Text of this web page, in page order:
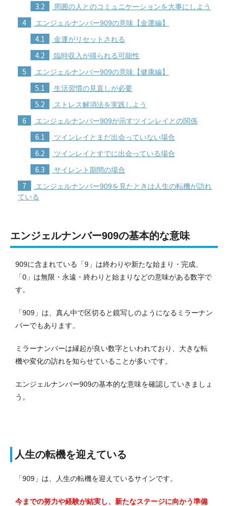
3.2 周囲の人とのコミュニケーションを大事にしよう
4 エンジェルナンバー909の意味【金運編】
4.1 金運がリセットされる
4.2 臨時収入が得られる可能性
5 エンジェルナンバー909の意味【健康編】
5.1 生活習慣の見直しが必要
5.2 ストレス解消法を実践しよう
6 エンジェルナンバー909が示すツインレイとの関係
6.1 ツインレイとまだ出会っていない場合
6.2 ツインレイとすでに出会っている場合
6.3 サイレント期間の場合
7
エンジェルナンバー909を見たときは人生の転機が訪れ
ている
エンジェルナンバー909の基本的な意味
909に含まれている「9」は終わりや新たな始まり・完成、
「0」は無限・永遠・終わりと始まりなどの意味がある数字で
す。
「909」は、真ん中で区切ると鏡写しのようになるミラーナン
バーでもあります。
ミラーナンバーは縁起が良い数字といわれており、大きな転
機や変化の訪れを知らせていることが多いです。
エンジェルナンバー909の基本的な意味を確認していきましょ
う。
人生の転機を迎えている
「909」は、人生の転機を迎えているサインです。
今までの努力や経験が結実し、新たなステージに向かう準備